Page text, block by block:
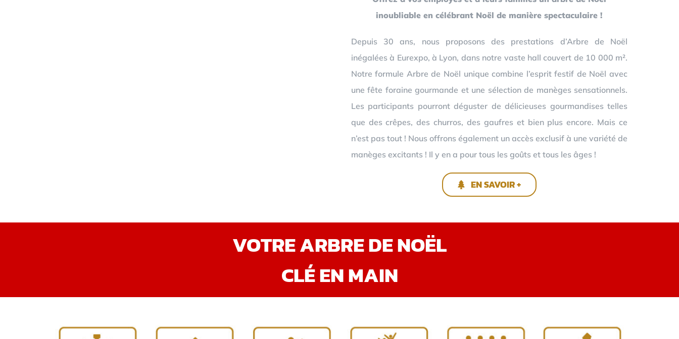
inoubliable en célébrant Noël de manière spectaculaire !
Depuis 30 ans, nous proposons des prestations d’Arbre de Noël
inégalées à Eurexpo, à Lyon, dans notre vaste hall couvert de 10 000 m².
Notre formule Arbre de Noël unique combine l’esprit festif de Noël avec
une fête foraine gourmande et une sélection de manèges sensationnels.
Les participants pourront déguster de délicieuses gourmandises telles
que des crêpes, des churros, des gaufres et bien plus encore. Mais ce
n’est pas tout ! Nous offrons également un accès exclusif à une variété de
manèges excitants ! Il y en a pour tous les goûts et tous les âges !
EN SAVOIR +
VOTRE ARBRE DE NOËL
CLÉ EN MAIN